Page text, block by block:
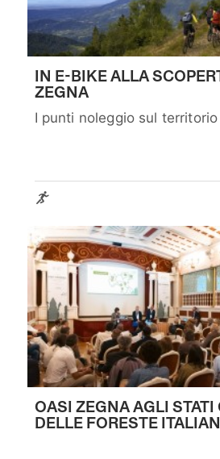
IN E-BIKE ALLA
ZEGNA
I punti noleggio sul territorio
OASI ZEGNA AGLI STATI
DELLE FORESTE